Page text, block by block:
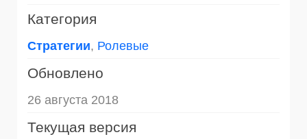
Категория
Стратегии, Ролевые
Обновлено
26 августа 2018
Текущая версия